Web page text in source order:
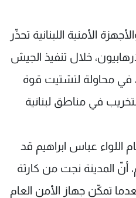
اﻷمنية اللبنانية تحذّر
خلال تنفيذ الجيش
في محاولة لتشتيت قوة
في مناطق لبنانية
اللواء عباس ابراهيم قد
أنّ المدينة نجت من كارثة
تمكّن جهاز اﻷمن العام